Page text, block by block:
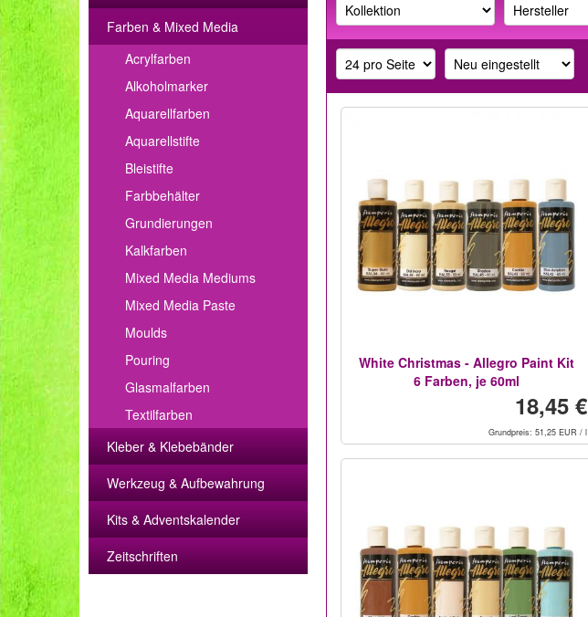
Farben & Mixed Media
Acrylfarben
Alkoholmarker
Aquarellfarben
Aquarellstifte
Bleistifte
Farbbehälter
Grundierungen
Kalkfarben
Mixed Media Mediums
Mixed Media Paste
Moulds
Pouring
Glasmalfarben
Textilfarben
Kleber & Klebebänder
Werkzeug & Aufbewahrung
Kits & Adventskalender
Zeitschriften
White Christmas - Allegro Paint Kit
6 Farben, je 60ml
18,45 €
Grundpreis: 51,25 EUR / l